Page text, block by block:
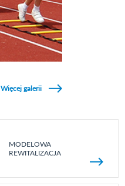
Więcej galerii
MODELOWA
REWITALIZACJA